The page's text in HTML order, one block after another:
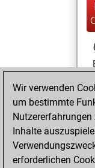
Wir verwenden
um bestimmte
Nutzererfahrungen
Inhalte
erforderlichen